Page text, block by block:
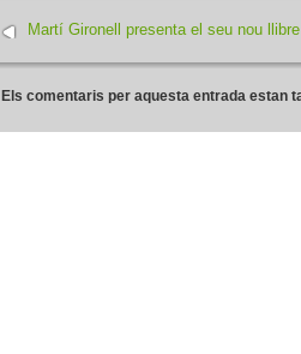
Martí Gironell presenta el seu nou llibre
Els comentaris per aquesta entrada estan